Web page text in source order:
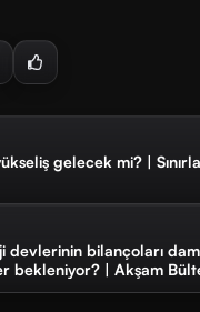
gelecek mi? |
devlerinin bilançoları
bekleniyor? | Akşam